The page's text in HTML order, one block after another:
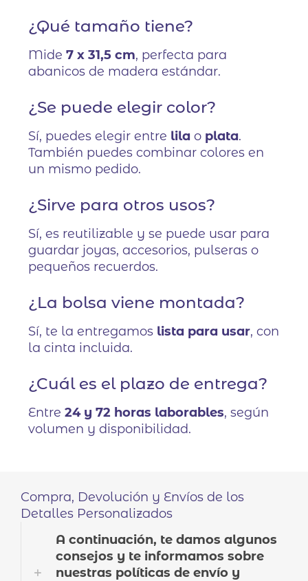
¿Qué tamaño tiene?
Mide7 x 31,5 cm, perfecta para
abanicos de madera estándar.
¿Se puede elegir color?
Sí, puedes elegir entre lila o plata.
También puedes combinar colores en
un mismo pedido.
¿Sirve para otros usos?
Sí, es reutilizable y se puede usar para
guardar joyas, accesorios, pulseras o
pequeños recuerdos.
¿La bolsa viene montada?
Sí, te la entregamos lista para usar, con
la cinta incluida.
¿Cuál es el plazo de entrega?
Entre24 y 72 horas laborables, según
volumen y disponibilidad.
Compra, Devolución y Envíos de los
Detalles Personalizados
A continuación, te damos algunos
consejos y te informamos sobre
nuestras políticas de envío y